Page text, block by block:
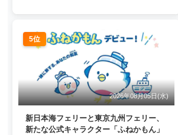
5位
2026年08月05日(水)
新日本海フェリーと東京九州フェリー、
新たな公式キャラクター「ふねかもん」